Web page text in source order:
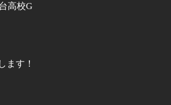
高校G
ます！